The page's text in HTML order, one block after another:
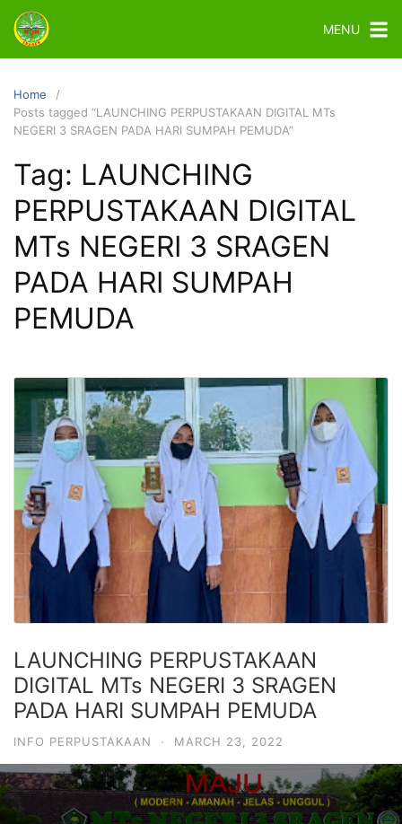
MENU
Home
Posts tagged “LAUNCHING PERPUSTAKAAN DIGITAL MTs
NEGERI 3 SRAGEN PADA HARI SUMPAH PEMUDA”
Tag: LAUNCHING
PERPUSTAKAAN DIGITAL
MTs NEGERI 3 SRAGEN
PADA HARI SUMPAH
PEMUDA
LAUNCHING PERPUSTAKAAN
DIGITAL MTs NEGERI 3 SRAGEN
PADA HARI SUMPAH PEMUDA
INFO PERPUSTAKAAN · MARCH 23, 2022